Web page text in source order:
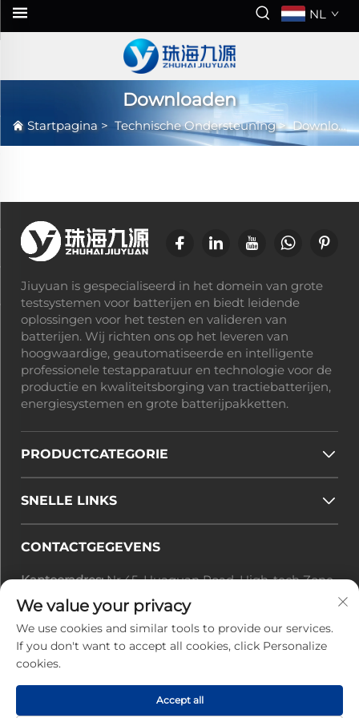
NL
Downloaden
Startpagina > Technische Ondersteuning>Downloaden
Jiuyuan is gespecialiseerd in het domein van grote
testsystemen voor batterijen en biedt leidende
oplossingen voor het testen en valideren van
batterijen. Wij richten ons op het leveren van
hoogwaardige, geautomatiseerde en intelligente
professionele testapparatuur en technologie voor de
productie en kwaliteitsborging van tractiebatterijen,
energiesystemen en grote batterijpakketten.
PRODUCTCATEGORIE
SNELLE LINKS
CONTACTGEGEVENS
Kantooradres:Nr.45, Huaguan Road, High-tech Zone,
Zhuhai Stad, Guangdong Provincie, China
E-mail:
[email protected]
Tel.: +86-0756-3616108
Auteursrecht © 2025 bij Zhuhai Jiuyuan Power
We value your privacy
We use cookies and similar tools to provide our services.
If you don't want to accept all cookies, click Personalize
cookies.
Accept all